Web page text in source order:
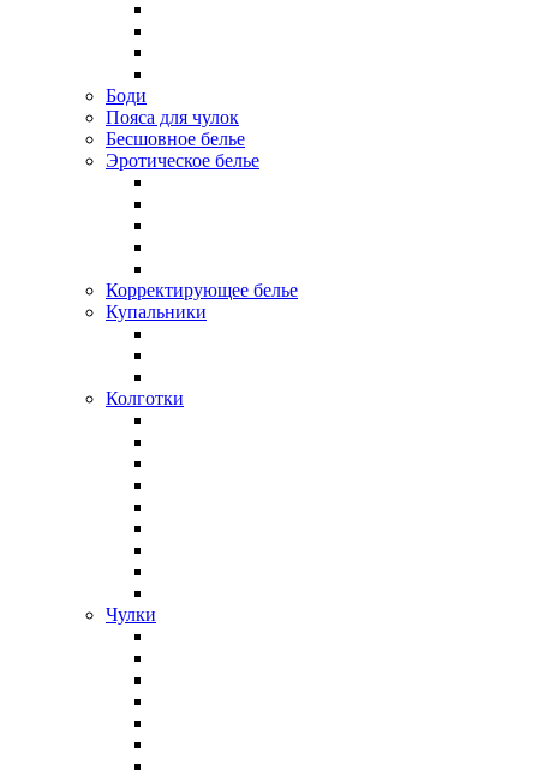
Боди
Пояса для чулок
Бесшовное белье
Эротическое белье
Корректирующее белье
Купальники
Колготки
Чулки